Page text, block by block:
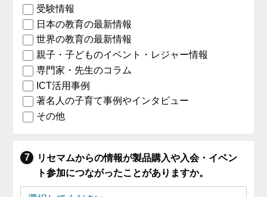
受験情報
日本の教育の最新情報
世界の教育の最新情報
親子・子どものイベント・レジャー情報
専門家・先生のコラム
ICT活用事例
著名人の子育て事例やインタビュー
その他
リセマムからの情報が製品購入や入会・イベン
ト参加につながったことがありますか。